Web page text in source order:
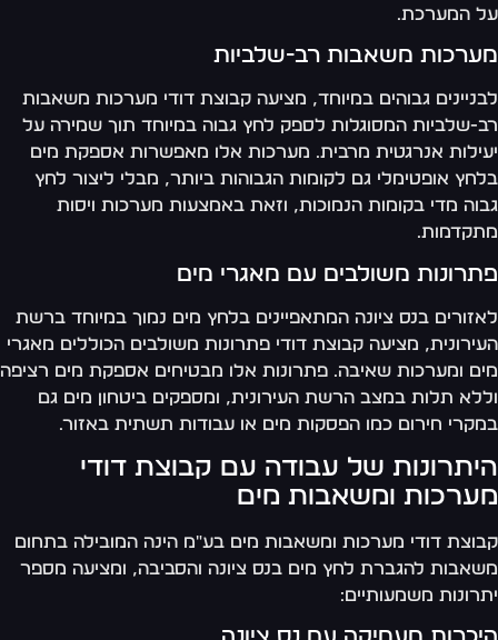
המערכת.
משאבות רב-שלביות
גבוהים במיוחד, מציעה קבוצת דודי מערכות משאבות
שלביות המסוגלות לספק לחץ גבוה במיוחד תוך שמירה על
אנרגטית מרבית. מערכות אלו מאפשרות אספקת מים
אופטימלי גם לקומות הגבוהות ביותר, מבלי ליצור לחץ
מדי בקומות הנמוכות, וזאת באמצעות מערכות ויסות
משולבים עם מאגרי מים
בנס ציונה המתאפיינים בלחץ מים נמוך במיוחד ברשת
מציעה קבוצת דודי פתרונות משולבים הכוללים מאגרי
ומערכות שאיבה. פתרונות אלו מבטיחים אספקת מים רציפה
תלות במצב הרשת העירונית, ומספקים ביטחון מים גם
חירום כמו הפסקות מים או עבודות תשתית באזור.
של עבודה עם קבוצת דודי
ומשאבות מים
דודי מערכות ומשאבות מים בע"מ הינה המובילה בתחום
להגברת לחץ מים בנס ציונה והסביבה, ומציעה מספר
משמעותיים: